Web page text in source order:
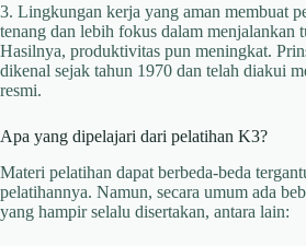
3. Lingkungan kerja yang aman membuat
tenang dan lebih fokus dalam menjalankan
Hasilnya, produktivitas pun meningkat.
dikenal sejak tahun 1970 dan telah diakui
resmi.
Apa yang dipelajari dari pelatihan K3?
Materi pelatihan dapat berbeda-beda
pelatihannya. Namun, secara umum ada
yang hampir selalu disertakan, antara lain: